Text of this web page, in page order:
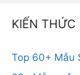
KIẾN THỨC
Top 60+ Mẫu